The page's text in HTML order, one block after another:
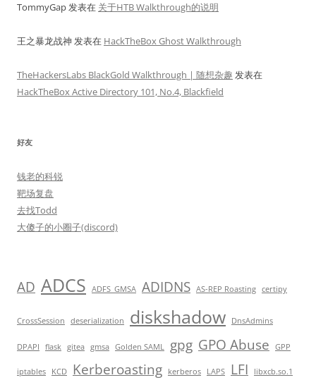
TommyGap发表在 关于HTB Walkthrough的说明
王之暴龙战神 发表在 HackTheBox Ghost Walkthrough
TheHackersLabs BlackGold Walkthrough | 随想杂趣 发表在
HackTheBox Active Directory 101, No.4, Blackfield
好友
钱老的科锐
靶场复盘
去找Todd
大傻子的小圈子(discord)
AD ADCS ADFS_GMSA ADIDNS AS-REP Roasting certipy
CrossSession deserialization diskshadow DnsAdmins
DPAPI flask gitea gmsa Golden SAML gpg GPO Abuse GPP
iptables KCD Kerberoasting kerberos LAPS LFI libxcb.so.1